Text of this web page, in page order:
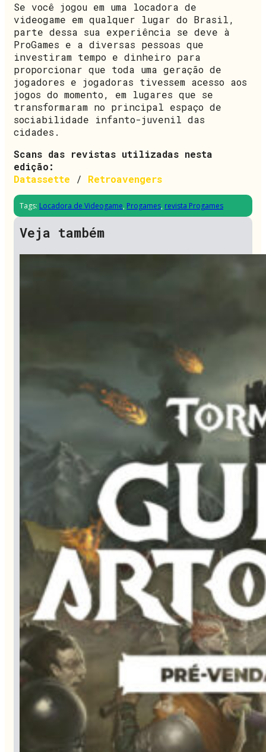
Se você jogou em uma locadora de
videogame em qualquer lugar do Brasil,
parte dessa sua experiência se deve à
ProGames e a diversas pessoas que
investiram tempo e dinheiro para
proporcionar que toda uma geração de
jogadores e jogadoras tivessem acesso aos
jogos do momento, em lugares que se
transformaram no principal espaço de
sociabilidade infanto-juvenil das
cidades.
Scans das revistas utilizadas nesta
edição:
Datassette / Retroavengers
Tags: Locadora de Videogame, Progames, revista Progames
Veja também